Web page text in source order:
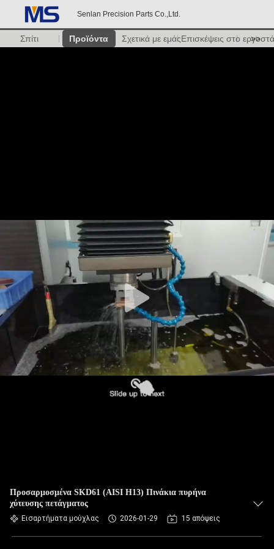
Senlan Precision Parts Co.,Ltd.
Σπίτι Προϊόντα Σχετικά με εμάςΕπισκέψεις στο >>
Προσαρμοσμένα SKD61 (AISI H13) Πινάκια πυρήνα
χύτευσης πετάγματος
Εισαρτήματα μούχλας 2026-01-29 15 απόψεις